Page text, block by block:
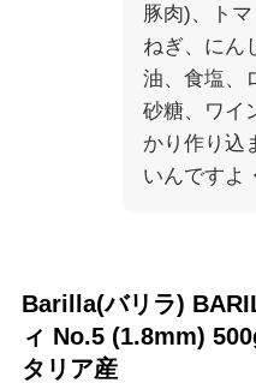
豚肉)、ト
ねぎ、にん
油、食塩、
砂糖、ワイ
かり作り込
いんですよ
Barilla(バリラ)
ィ No.5 (1.8mm)
タリア産